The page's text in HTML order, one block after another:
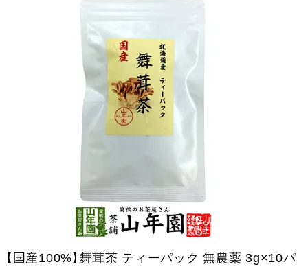
【国産100%】舞茸茶 ティーパック 無農薬 3g×10パ